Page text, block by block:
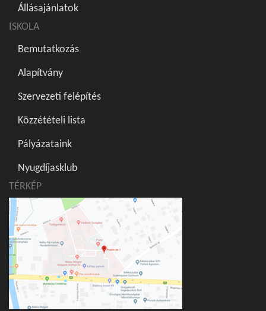
Állásajánlatok
ISKOLA
Bemutatkozás
Alapítvány
Szervezeti felépítés
Közzétételi lista
Pályázataink
Nyugdíjasklub
TÉRKÉP